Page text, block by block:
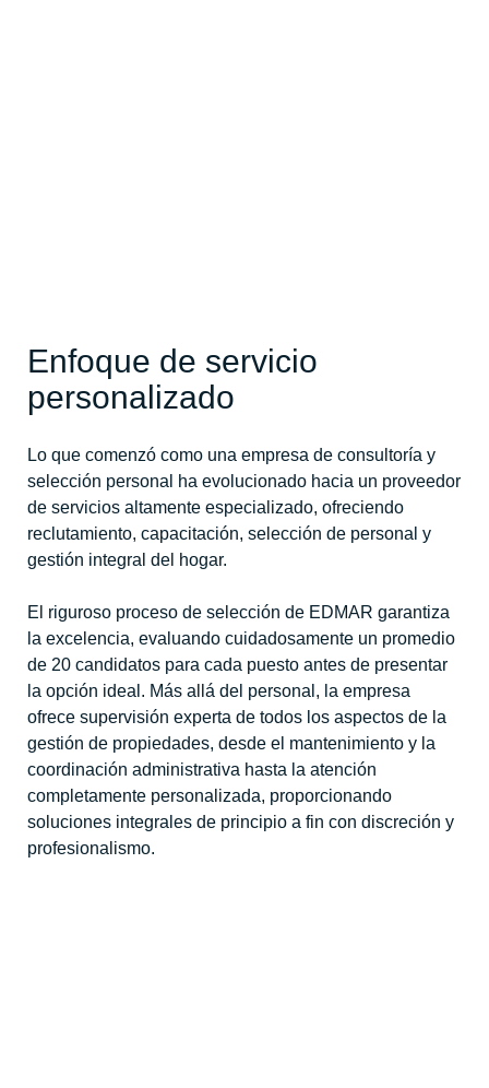
Enfoque de servicio
personalizado
Lo que comenzó como una empresa de consultoría y
selección personal ha evolucionado hacia un proveedor
de servicios altamente especializado, ofreciendo
reclutamiento, capacitación, selección de personal y
gestión integral del hogar.
El riguroso proceso de selección de EDMAR garantiza
la excelencia, evaluando cuidadosamente un promedio
de 20 candidatos para cada puesto antes de presentar
la opción ideal. Más allá del personal, la empresa
ofrece supervisión experta de todos los aspectos de la
gestión de propiedades, desde el mantenimiento y la
coordinación administrativa hasta la atención
completamente personalizada, proporcionando
soluciones integrales de principio a fin con discreción y
profesionalismo.